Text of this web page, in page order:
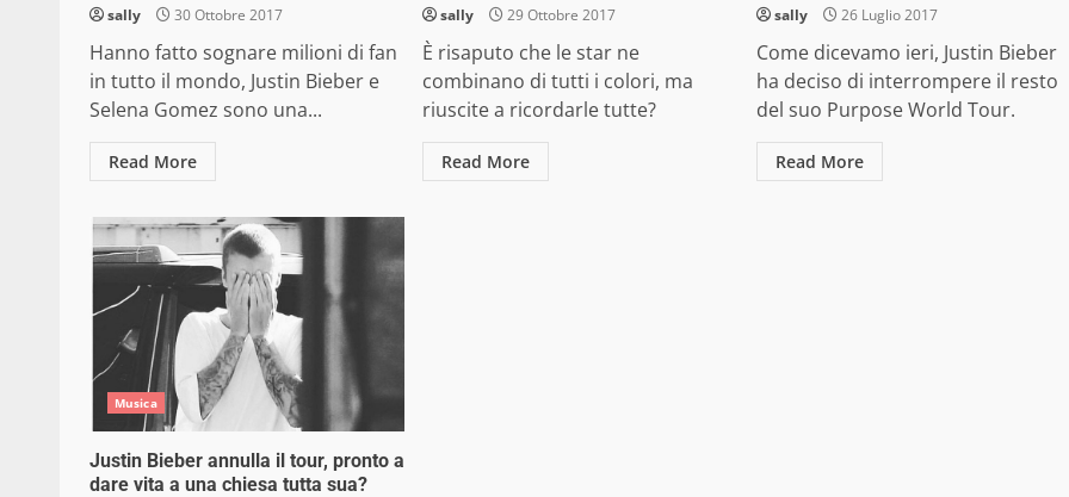
sally 30 Ottobre 2017
Hanno fatto sognare milioni di fan
in tutto il mondo, Justin Bieber e
Selena Gomez sono una...
Read More
sally 29 Ottobre 2017
È risaputo che le star ne
combinano di tutti i colori, ma
riuscite a ricordarle tutte?
Read More
sally 26 Luglio 2017
Come dicevamo ieri, Justin Bieber
ha deciso di interrompere il resto
del suo Purpose World Tour.
Read More
Musica
Justin Bieber annulla il tour, pronto a
dare vita a una chiesa tutta sua?